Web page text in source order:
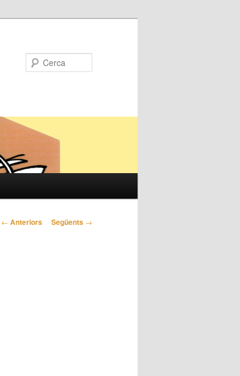
Navegació
← Anteriors Següents →